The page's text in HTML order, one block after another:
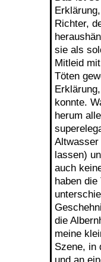
Richter,
sie als
Mitleid
Töten
konnte.
herum
lassen)
auch
haben
die
meine
Szene, in